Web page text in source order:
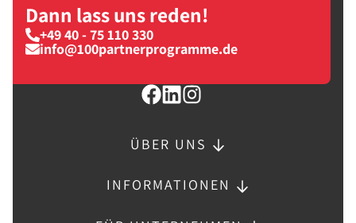
Dann lass uns reden!
+49 40 - 75 110 330
info@100partnerprogramme.de
ÜBER UNS
INFORMATIONEN